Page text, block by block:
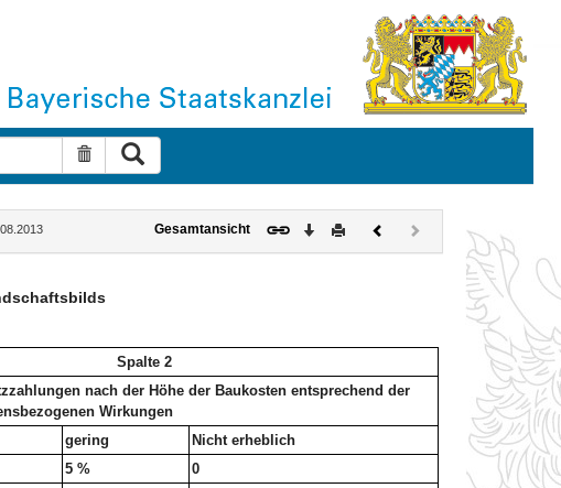
Suche zurücksetzen
Gesamtansicht Download
DruckenVorherigesNächstes
Dokument
(inaktiv)
Spalte 2
nach der Höhe der Baukosten entsprechend der
Wirkungen
gering
Nicht erheblich
5 %
0